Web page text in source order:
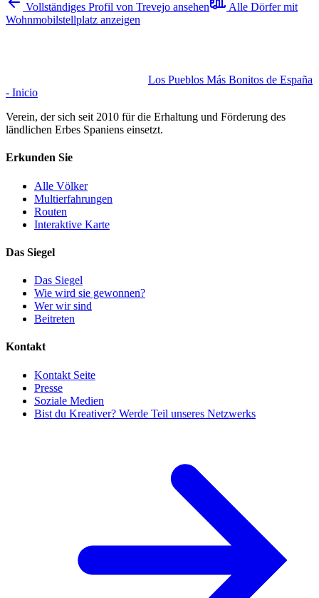
Vollständiges Profil von Trevejo ansehen
Alle Dörfer mit
Wohnmobilstellplatz anzeigen
Los Pueblos Más Bonitos de España
- Inicio
Verein, der sich seit 2010 für die Erhaltung und Förderung des
ländlichen Erbes Spaniens einsetzt.
Erkunden Sie
Alle Völker
Multierfahrungen
Routen
Interaktive Karte
Das Siegel
Das Siegel
Wie wird sie gewonnen?
Wer wir sind
Beitreten
Kontakt
Kontakt Seite
Presse
Soziale Medien
Bist du Kreativer? Werde Teil unseres Netzwerks